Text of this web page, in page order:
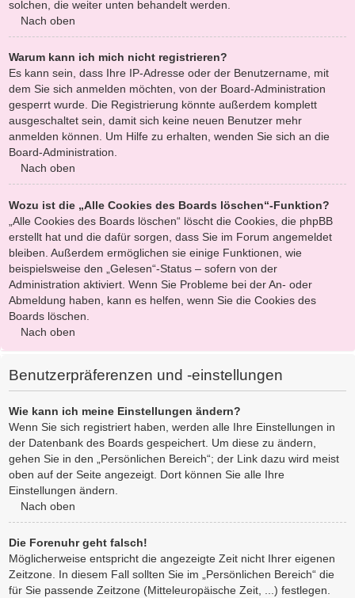
solchen, die weiter unten behandelt werden.
Nach oben
Warum kann ich mich nicht registrieren?
Es kann sein, dass Ihre IP-Adresse oder der Benutzername, mit
dem Sie sich anmelden möchten, von der Board-Administration
gesperrt wurde. Die Registrierung könnte außerdem komplett
ausgeschaltet sein, damit sich keine neuen Benutzer mehr
anmelden können. Um Hilfe zu erhalten, wenden Sie sich an die
Board-Administration.
Nach oben
Wozu ist die „Alle Cookies des Boards löschen“-Funktion?
„Alle Cookies des Boards löschen“ löscht die Cookies, die phpBB
erstellt hat und die dafür sorgen, dass Sie im Forum angemeldet
bleiben. Außerdem ermöglichen sie einige Funktionen, wie
beispielsweise den „Gelesen“-Status – sofern von der
Administration aktiviert. Wenn Sie Probleme bei der An- oder
Abmeldung haben, kann es helfen, wenn Sie die Cookies des
Boards löschen.
Nach oben
Benutzerpräferenzen und -einstellungen
Wie kann ich meine Einstellungen ändern?
Wenn Sie sich registriert haben, werden alle Ihre Einstellungen in
der Datenbank des Boards gespeichert. Um diese zu ändern,
gehen Sie in den „Persönlichen Bereich“; der Link dazu wird meist
oben auf der Seite angezeigt. Dort können Sie alle Ihre
Einstellungen ändern.
Nach oben
Die Forenuhr geht falsch!
Möglicherweise entspricht die angezeigte Zeit nicht Ihrer eigenen
Zeitzone. In diesem Fall sollten Sie im „Persönlichen Bereich“ die
für Sie passende Zeitzone (Mitteleuropäische Zeit, ...) festlegen.